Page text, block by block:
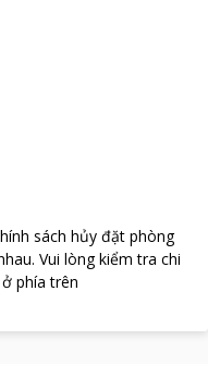
sách hủy đặt phòng
. Vui lòng kiểm tra chi
phía trên